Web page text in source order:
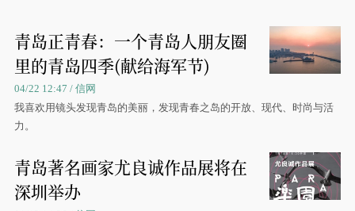
青岛正青春：一个青岛人朋友圈
里的青岛四季(献给海军节)
04/22 12:47 / 信网
我喜欢用镜头发现青岛的美丽，发现青春之岛的开放、现代、时尚与活
力。
青岛著名画家尤良诚作品展将在
深圳举办